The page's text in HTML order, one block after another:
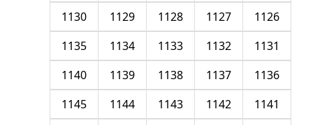
1126
1127
1128
1129
1130
1131
1132
1133
1134
1135
1136
1137
1138
1139
1140
1141
1142
1143
1144
1145